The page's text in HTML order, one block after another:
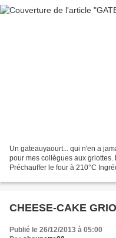
Un gateauyaourt... qui n'en a
pour mes collègues aux
Préchauffer le four à 210°C
CHEESE-CAKE
Publié le 26/12/2013 à 05:00